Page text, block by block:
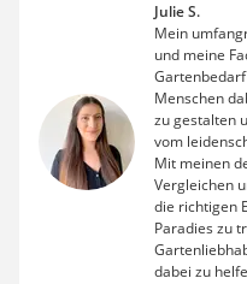
Julie S.
Mein
und meine
Menschen
zu gestalten
vom
Mit meinen
Vergleichen
die richtigen
Paradies zu
dabei zu